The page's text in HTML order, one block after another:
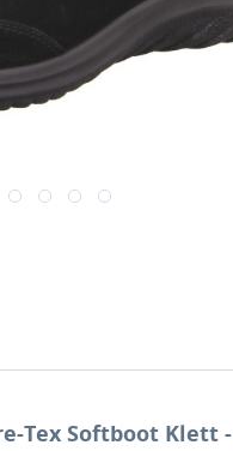
Tex Softboot Klett